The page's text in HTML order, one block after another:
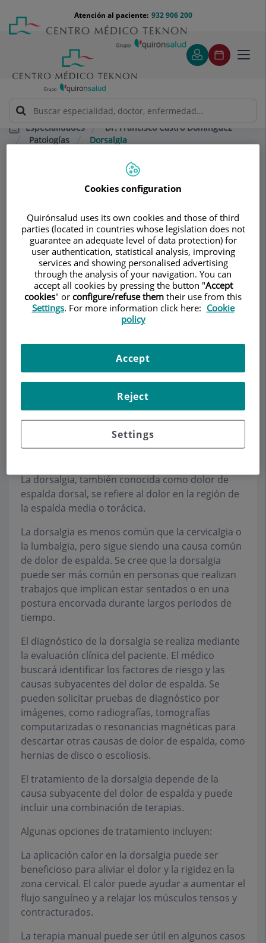
contenido
Menú
teléfono
cabecera
932 906 200
Atención al paciente:
Especialidades
Dr. Francisco Castro Domínguez
Patologías
Dorsalgia
Consultorio
Dr. Francisco Castro
Domínguez
REUMATOLOGÍA
DescripciónServiciosEquipoContactoDatos de interés
Horario
Pedir cita
Dorsalgia
La dorsalgia, también conocida como dolor de
espalda dorsal, se refiere al dolor en la región de
la espalda media o torácica.
La dorsalgia es menos común que la cervicalgia o
la lumbalgia, pero sigue siendo una causa común
de dolor de espalda. Se cree que la dorsalgia
puede ser más común en personas que realizan
trabajos que implican estar sentados o en una
postura encorvada durante largos periodos de
tiempo.
El diagnóstico de la dorsalgia se realiza mediante
la evaluación clínica del paciente. El médico
buscará identificar los factores de riesgo y las
causas subyacentes del dolor de espalda. Se
pueden solicitar pruebas de diagnóstico por
imágenes, como radiografías, tomografías
computarizadas o resonancias magnéticas para
descartar otras causas de dolor de espalda, como
hernias de disco o escoliosis.
El tratamiento de la dorsalgia depende de la
causa subyacente del dolor de espalda y puede
incluir una combinación de terapias.
Algunas opciones de tratamiento incluyen:
La aplicación calor en la dorsalgia puede ser
beneficioso para aliviar el dolor y la rigidez en la
zona cervical. El calor puede ayudar a aumentar el
flujo sanguíneo y a relajar los músculos tensos y
contracturados.
La terapia manual puede ser útil en algunos casos
Cookies configuration
Quirónsalud uses its own cookies and those of third
parties (located in countries whose legislation does not
guarantee an adequate level of data protection) for
user authentication, statistical analysis, improving
services and showing personalised advertising
through the analysis of your navigation. You can
accept all cookies by pressing the button "Accept
cookies" or configure/refuse them their use from this
Settings. For more information click here: Cookie
policy
Settings
Reject
Accept